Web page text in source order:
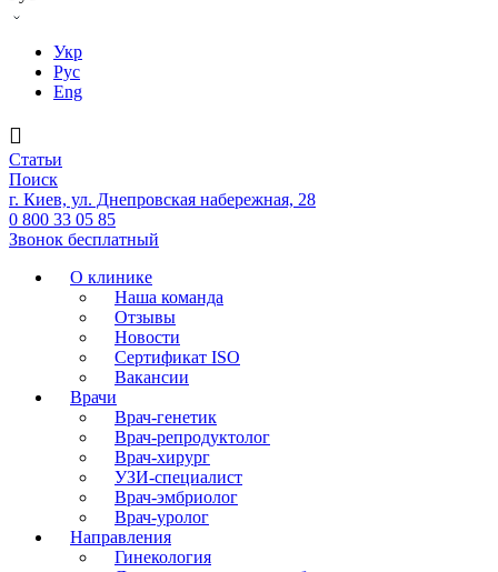
Укр
Рус
Eng
Статьи
Поиск
г. Киев, ул. Днепровская набережная, 28
0 800 33 05 85
Звонок бесплатный
О клинике
Наша команда
Отзывы
Новости
Сертификат ISO
Вакансии
Врачи
Врач-генетик
Врач-репродуктолог
Врач-хирург
УЗИ-специалист
Врач-эмбриолог
Врач-уролог
Направления
Гинекология